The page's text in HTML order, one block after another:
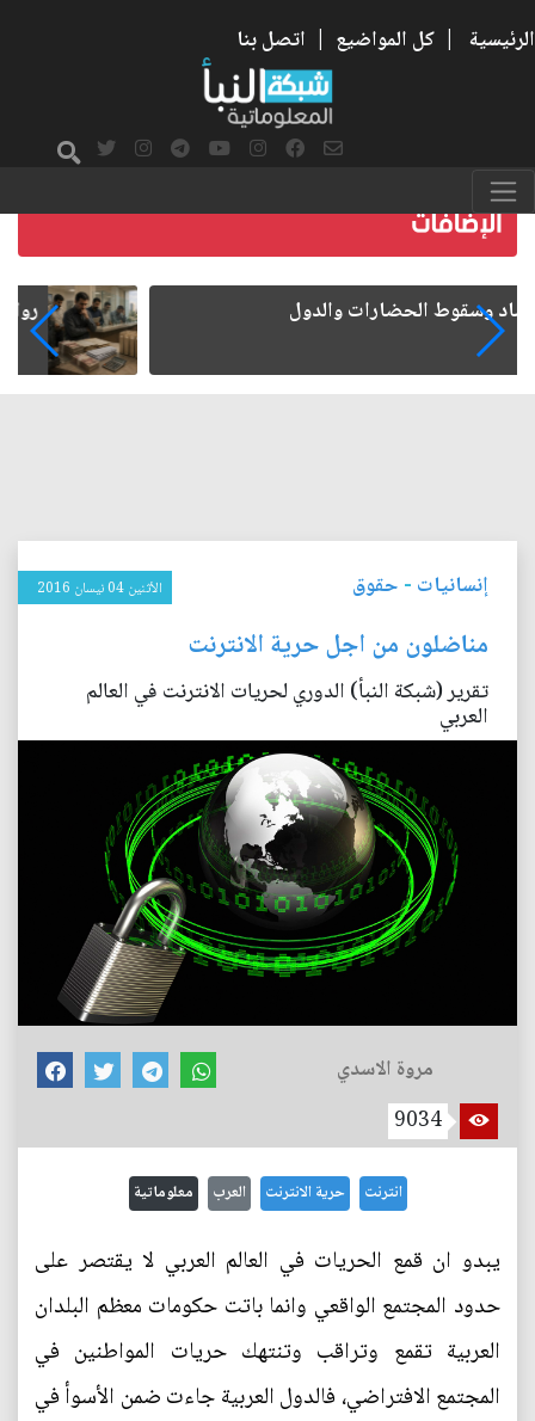
الرئيسية | كل المواضيع | اتصل بنا
رواتب الموظفين على صفيح ساخن
إنسانيات - حقوق الأثنين 04 نيسان 2016
مناضلون من اجل حرية الانترنت
تقرير (شبكة النبأ) الدوري لحريات الانترنت في العالم
العربي
مروة الاسدي
9034
انترنت حرية الانترنت العرب معلوماتية
يبدو ان قمع الحريات في العالم العربي لا يقتصر على
حدود المجتمع الواقعي وانما باتت حكومات معظم البلدان
العربية تقمع وتراقب وتنتهك حريات المواطنين في
المجتمع الافتراضي، فالدول العربية جاءت ضمن الأسوأ في